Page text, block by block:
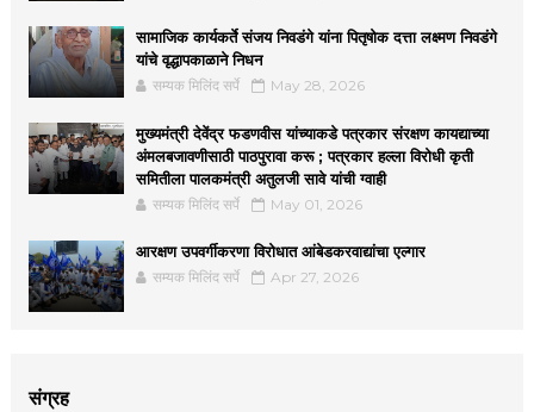
सामाजिक कार्यकर्ते संजय निवडंगे यांना पितृषोक दत्ता लक्ष्मण निवडंगे
यांचे वृद्धापकाळाने निधन
सम्यक मिलिंद सर्पे May 28, 2026
मुख्यमंत्री देवेंद्र फडणवीस यांच्याकडे पत्रकार संरक्षण कायद्याच्या
अंमलबजावणीसाठी पाठपुरावा करू ; पत्रकार हल्ला विरोधी कृती
समितीला पालकमंत्री अतुलजी सावे यांची ग्वाही
सम्यक मिलिंद सर्पे May 01, 2026
आरक्षण उपवर्गीकरणा विरोधात आंबेडकरवाद्यांचा एल्गार
सम्यक मिलिंद सर्पे Apr 27, 2026
संग्रह